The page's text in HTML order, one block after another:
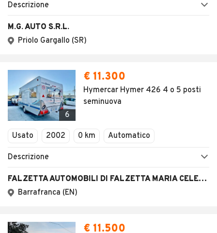
Descrizione
M.G. AUTO S.R.L.
Priolo Gargallo (SR)
6
€ 11.300
Hymercar Hymer 426 4 o 5 posti
seminuova
Usato 2002 0 km Automatico
Descrizione
FALZETTA AUTOMOBILI DI FALZETTA MARIA CELESTE
Barrafranca (EN)
€ 11.500